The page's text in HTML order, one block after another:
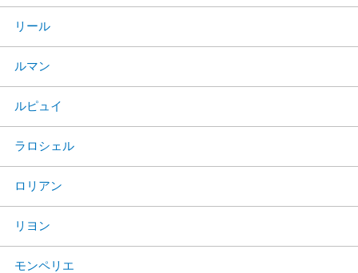
リール
ルマン
ルピュイ
ラロシェル
ロリアン
リヨン
モンペリエ